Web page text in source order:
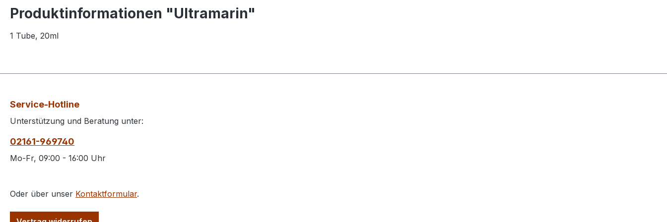
Produktinformationen "Ultramarin"
1 Tube, 20ml
Service-Hotline
Unterstützung und Beratung unter:
02161-969740
Mo-Fr, 09:00 - 16:00 Uhr
Oder über unser Kontaktformular.